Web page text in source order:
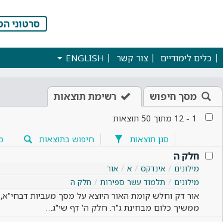
סרטוני
כלים לימודיים צור קשר ENGLISH
מסך חיפוש רשימת תוצאות
1
-
12 מתוך 50 תוצאות
סנן תוצאות
חיפוש בתוצאות
חלק ה
מילונים אינדקס א
אור
מילונים
תלמוד עשר ספירות חלק ה
אור דק וחלש קומת האור היוצא על מסך מעביות
ממשיך כלום מבחינת ג"ר. חלק ה' דף שי"ג…